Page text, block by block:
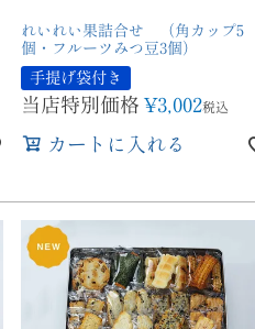
れいれい果詰合せ （角カップ5
個・フルーツみつ豆3個）
手提げ袋付き
当店特別価格 ¥3,002税込
カートに入れる